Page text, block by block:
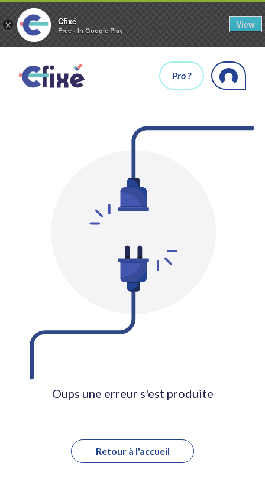
× Cfixé
Free - In Google Play
View
Pro ?
Oups une erreur s'est produite
Retour à l'accueil